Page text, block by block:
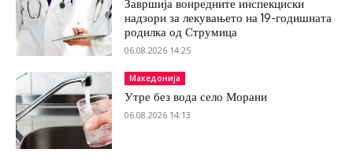
Завршија вонредните инспекциски
надзори за лекувањето на 19-годишната
родилка од Струмица
06.08.2026 14:25
Македонија
Утре без вода село Морани
06.08.2026 14:13